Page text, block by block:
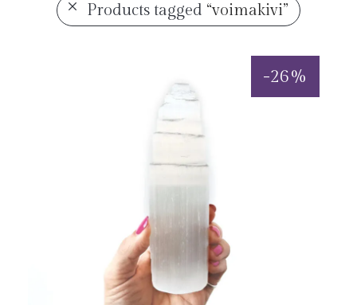
Products tagged “voimakivi”
-26%